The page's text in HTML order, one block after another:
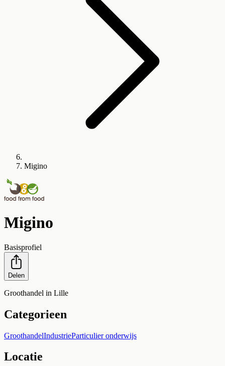
Migino
Migino
Basisprofiel
Delen
Groothandel in Lille
Categorieen
GroothandelIndustrieParticulier onderwijs
Locatie